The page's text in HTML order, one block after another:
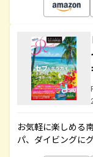
お気軽に楽しめる
パ、ダイビングに